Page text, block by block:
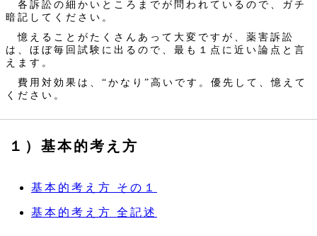
各訴訟の細かいところまでが問われているので、ガチ
暗記してください。
憶えることがたくさんあって大変ですが、薬害訴訟
は、ほぼ毎回試験に出るので、最も１点に近い論点と言
えます。
費用対効果は、“かなり”高いです。優先して、憶えて
ください。
１）基本的考え方
基本的考え方 その１
基本的考え方 全記述